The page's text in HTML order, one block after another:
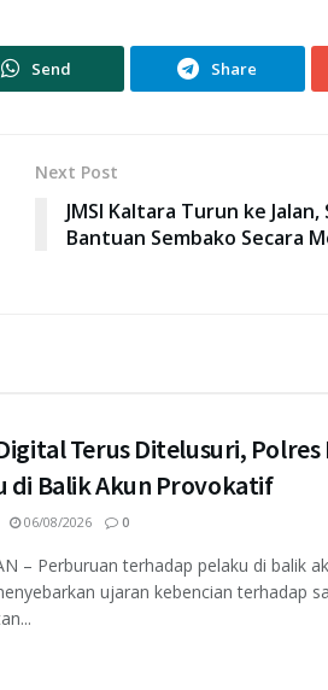
Send Share
Next Post
JMSI Kaltara Turun ke Jalan,
Bantuan Sembako Secara
Terus Ditelusuri,
di Balik Akun Provokatif
06/08/2026 0
– Perburuan terhadap pelaku di balik
ujaran kebencian terhadap